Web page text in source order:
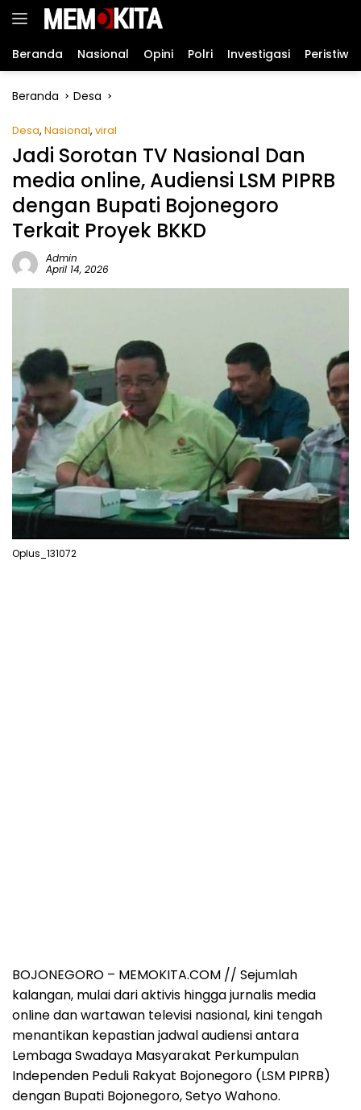
Langsung
Beranda Nasional Opini Polri Investigasi Peristiwa
Beranda Desa
Desa, Nasional, viral
Jadi Sorotan TV Nasional Dan
media online, Audiensi LSM PIPRB
dengan Bupati Bojonegoro
Terkait Proyek BKKD
Admin
April 14, 2026
Oplus_131072
BOJONEGORO – MEMOKITA.COM // Sejumlah
kalangan, mulai dari aktivis hingga jurnalis media
online dan wartawan televisi nasional, kini tengah
menantikan kepastian jadwal audiensi antara
Lembaga Swadaya Masyarakat Perkumpulan
Independen Peduli Rakyat Bojonegoro (LSM PIPRB)
dengan Bupati Bojonegoro, Setyo Wahono.